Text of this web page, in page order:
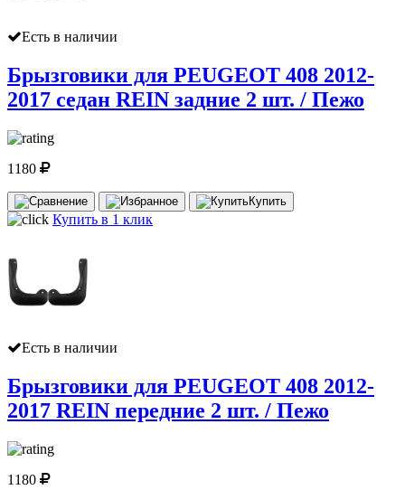
Есть в наличии
Брызговики для PEUGEOT 408 2012-
2017 седан REIN задние 2 шт. / Пежо
1180
Купить
Купить в 1 клик
Есть в наличии
Брызговики для PEUGEOT 408 2012-
2017 REIN передние 2 шт. / Пежо
1180